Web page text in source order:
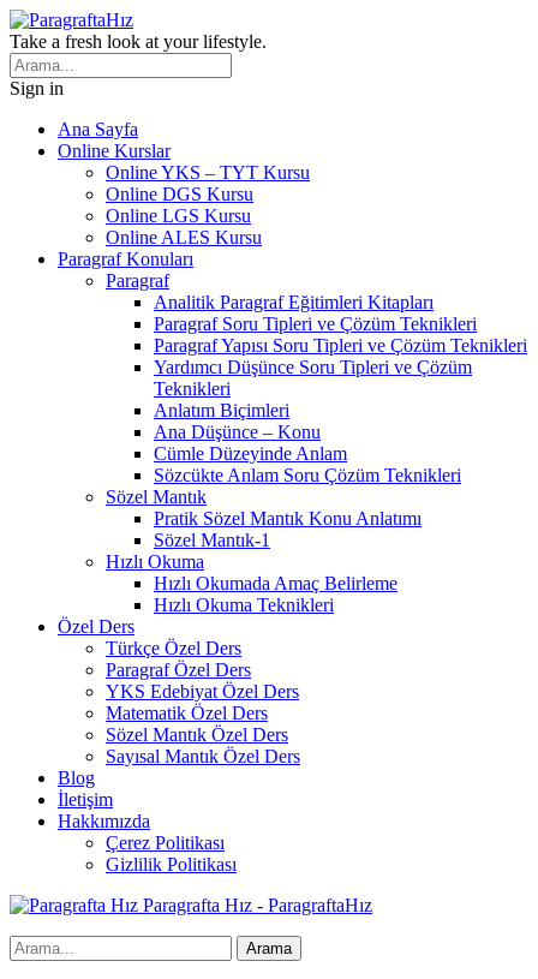
Take a fresh look at your lifestyle.
Sign in
Ana Sayfa
Online Kurslar
Online YKS – TYT Kursu
Online DGS Kursu
Online LGS Kursu
Online ALES Kursu
Paragraf Konuları
Paragraf
Analitik Paragraf Eğitimleri Kitapları
Paragraf Soru Tipleri ve Çözüm Teknikleri
Paragraf Yapısı Soru Tipleri ve Çözüm Teknikleri
Yardımcı Düşünce Soru Tipleri ve Çözüm
Teknikleri
Anlatım Biçimleri
Ana Düşünce – Konu
Cümle Düzeyinde Anlam
Sözcükte Anlam Soru Çözüm Teknikleri
Sözel Mantık
Pratik Sözel Mantık Konu Anlatımı
Sözel Mantık-1
Hızlı Okuma
Hızlı Okumada Amaç Belirleme
Hızlı Okuma Teknikleri
Özel Ders
Türkçe Özel Ders
Paragraf Özel Ders
YKS Edebiyat Özel Ders
Matematik Özel Ders
Sözel Mantık Özel Ders
Sayısal Mantık Özel Ders
Blog
İletişim
Hakkımızda
Çerez Politikası
Gizlilik Politikası
Paragrafta Hız - ParagraftaHız